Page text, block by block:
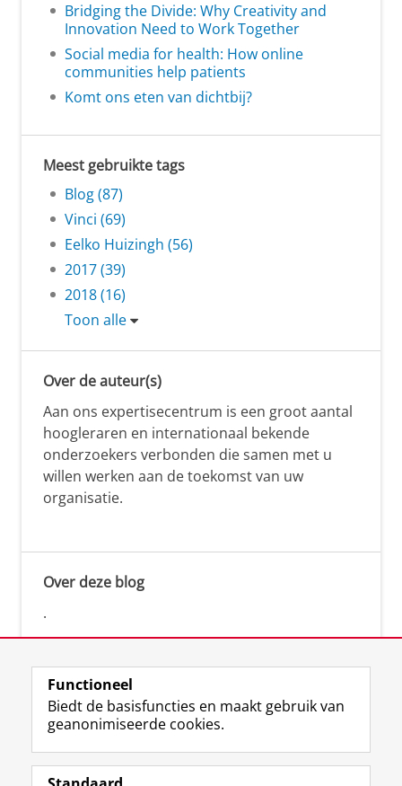
Bridging the Divide: Why Creativity and
Innovation Need to Work Together
Social media for health: How online
communities help patients
Komt ons eten van dichtbij?
Meest gebruikte tags
Blog (87)
Vinci (69)
Eelko Huizingh (56)
2017 (39)
2018 (16)
Toon alle
Over de auteur(s)
Aan ons expertisecentrum is een groot aantal
hoogleraren en internationaal bekende
onderzoekers verbonden die samen met u
willen werken aan de toekomst van uw
organisatie.
Over deze blog
.
Volg de RUG
F
a
L
i
R
S
I
n
Y
o
Functioneel
Biedt de basisfuncties en maakt gebruik van
geanonimiseerde cookies.